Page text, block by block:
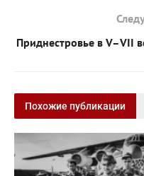
Приднестровье в V–VII
Похожие публикации